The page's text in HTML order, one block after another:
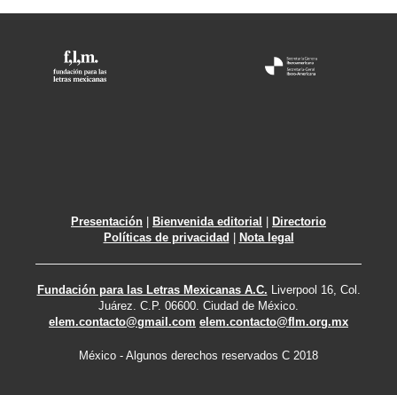
Presentación | Bienvenida editorial | Directorio
Políticas de privacidad | Nota legal
Fundación para las Letras Mexicanas A.C. Liverpool 16, Col.
Juárez. C.P. 06600. Ciudad de México.
elem.contacto@gmail.com elem.contacto@flm.org.mx
México - Algunos derechos reservados C 2018